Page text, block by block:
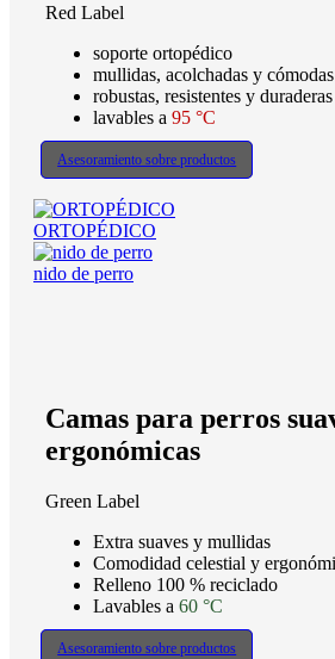
Red Label
soporte ortopédico
mullidas, acolchadas y cómodas
robustas, resistentes y duraderas
lavables a 95 °C
Asesoramiento sobre productos
ORTOPÉDICO
nido de perro
Camas para perros
ergonómicas
Green Label
Extra suaves y mullidas
Comodidad celestial y
Relleno 100 % reciclado
Lavables a 60 °C
Asesoramiento sobre productos